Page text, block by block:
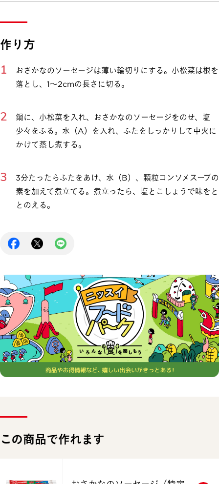
作り方
おさかなのソーセージは薄い輪切りにする。小松菜は根を
落とし、1～2cmの長さに切る。
鍋に、小松菜を入れ、おさかなのソーセージをのせ、塩
少々をふる。水（A）を入れ、ふたをしっかりして中火に
かけて蒸し煮する。
3分たったらふたをあけ、水（B）、顆粒コンソメスープの
素を加えて煮立てる。煮立ったら、塩とこしょうで味をと
とのえる。
この商品で作れます